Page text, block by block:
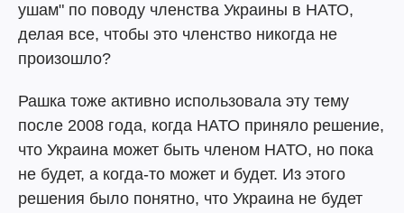
ушам" по поводу членства Украины в НАТО,
делая все, чтобы это членство никогда не
произошло?
Рашка тоже активно использовала эту тему
после 2008 года, когда НАТО приняло решение,
что Украина может быть членом НАТО, но пока
не будет, а когда-то может и будет. Из этого
решения было понятно, что Украина не будет